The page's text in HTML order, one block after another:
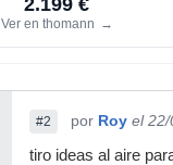
Ver en thomann →
#2 por Roy el
tiro ideas al aire